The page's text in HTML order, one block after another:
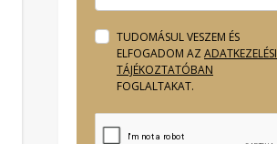
TUDOMÁSUL VESZEM ÉS
ELFOGADOM AZ ADATKEZELÉSI
TÁJÉKOZTATÓBAN
FOGLALTAKAT.